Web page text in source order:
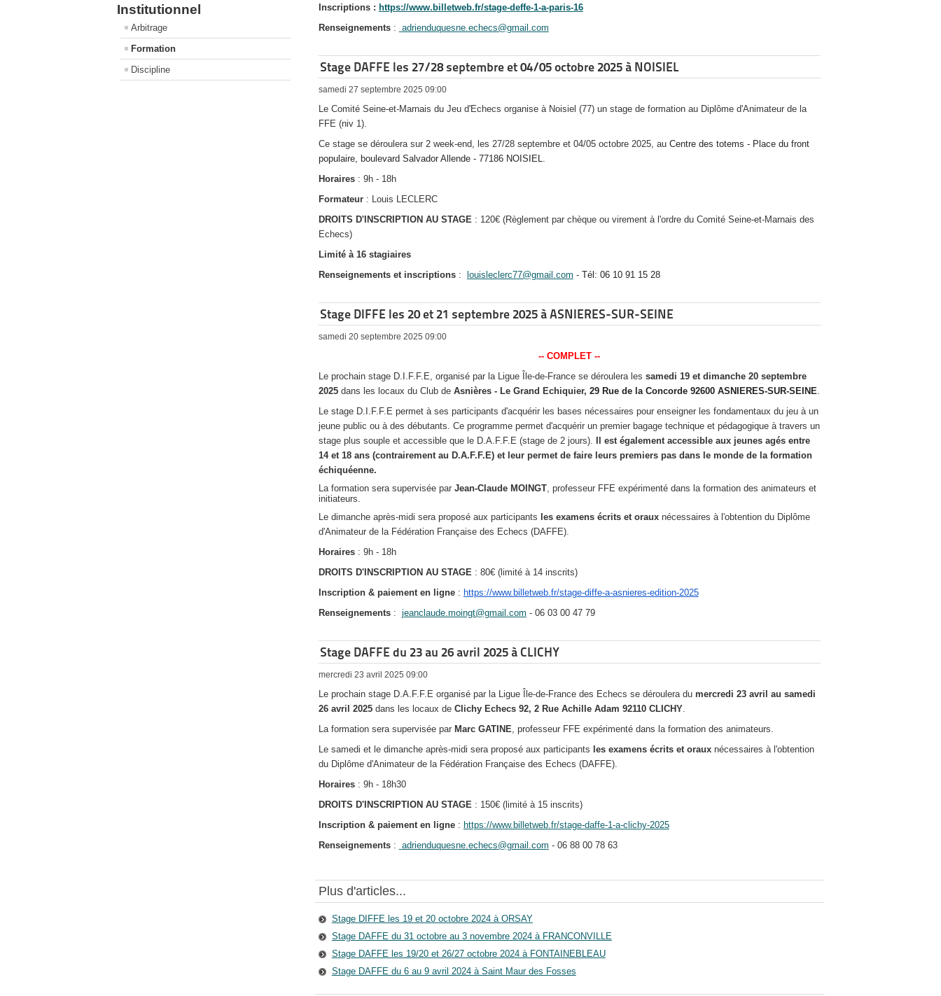
Institutionnel
Arbitrage
Formation
Discipline
Inscriptions : https://www.billetweb.fr/stage-deffe-1-a-paris-16
Renseignements : adrienduquesne.echecs@gmail.com
Stage DAFFE les 27/28 septembre et 04/05 octobre 2025 à NOISIEL
samedi 27 septembre 2025 09:00
Le Comité Seine-et-Marnais du Jeu d'Echecs organise à Noisiel (77) un stage de formation au Diplôme d'Animateur de la
FFE (niv 1).
Ce stage se déroulera sur 2 week-end, les 27/28 septembre et 04/05 octobre 2025, au Centre des totems - Place du front
populaire, boulevard Salvador Allende - 77186 NOISIEL.
Horaires: 9h - 18h
Formateur : Louis LECLERC
DROITS D'INSCRIPTION AU STAGE: 120€ (Règlement par chèque ou virement à l'ordre du Comité Seine-et-Marnais des
Echecs)
Limité à 16 stagiaires
Renseignements et inscriptions: louisleclerc77@gmail.com - Tél: 06 10 91 15 28
Stage DIFFE les 20 et 21 septembre 2025 à ASNIERES-SUR-SEINE
samedi 20 septembre 2025 09:00
-- COMPLET --
Le prochain stage D.I.F.F.E, organisé par la Ligue Île-de-France se déroulera les samedi 19 et dimanche 20 septembre
2025 dans les locaux du Club de Asnières - Le Grand Echiquier, 29 Rue de la Concorde 92600 ASNIERES-SUR-SEINE.
Le stage D.I.F.F.E permet à ses participants d'acquérir les bases nécessaires pour enseigner les fondamentaux du jeu à un
jeune public ou à des débutants. Ce programme permet d'acquérir un premier bagage technique et pédagogique à travers un
stage plus souple et accessible que le D.A.F.F.E (stage de 2 jours).
Il est également accessible aux jeunes agés entre
14 et 18 ans (contrairement au D.A.F.F.E) et leur permet de faire leurs premiers pas dans le monde de la formation
échiquéenne.
La formation sera supervisée par Jean-Claude MOINGT, professeur FFE expérimenté dans la formation des animateurs et
initiateurs.
Le dimanche après-midi sera proposé aux participants les examens écrits et orauxnécessaires à l'obtention du Diplôme
d'Animateur de la Fédération Française des Echecs (DAFFE).
Horaires: 9h - 18h
DROITS D'INSCRIPTION AU STAGE: 80€ (limité à 14 inscrits)
Inscription & paiement en ligne: https://www.billetweb.fr/stage-diffe-a-asnieres-edition-2025
Renseignements: jeanclaude.moingt@gmail.com - 06 03 00 47 79
Stage DAFFE du 23 au 26 avril 2025 à CLICHY
mercredi 23 avril 2025 09:00
Le prochain stage D.A.F.F.E organisé par la Ligue Île-de-France des Echecs se déroulera du mercredi 23 avril au samedi
26 avril 2025 dans les locaux de Clichy Echecs 92, 2 Rue Achille Adam 92110 CLICHY.
La formation sera supervisée par Marc GATINE, professeur FFE expérimenté dans la formation des animateurs.
Le samedi et le dimanche après-midi sera proposé aux participants les examens écrits et orauxnécessaires à l'obtention
du Diplôme d'Animateur de la Fédération Française des Echecs (DAFFE).
Horaires: 9h - 18h30
DROITS D'INSCRIPTION AU STAGE: 150€ (limité à 15 inscrits)
Inscription & paiement en ligne: https://www.billetweb.fr/stage-daffe-1-a-clichy-2025
Renseignements: adrienduquesne.echecs@gmail.com - 06 88 00 78 63
Plus d'articles...
Stage DIFFE les 19 et 20 octobre 2024 à ORSAY
Stage DAFFE du 31 octobre au 3 novembre 2024 à FRANCONVILLE
Stage DAFFE les 19/20 et 26/27 octobre 2024 à FONTAINEBLEAU
Stage DAFFE du 6 au 9 avril 2024 à Saint Maur des Fosses